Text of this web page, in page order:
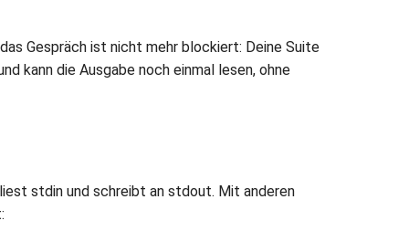
Gespräch ist nicht mehr blockiert: Deine Suite
kann die Ausgabe noch einmal lesen, ohne
stdin und schreibt an stdout. Mit anderen